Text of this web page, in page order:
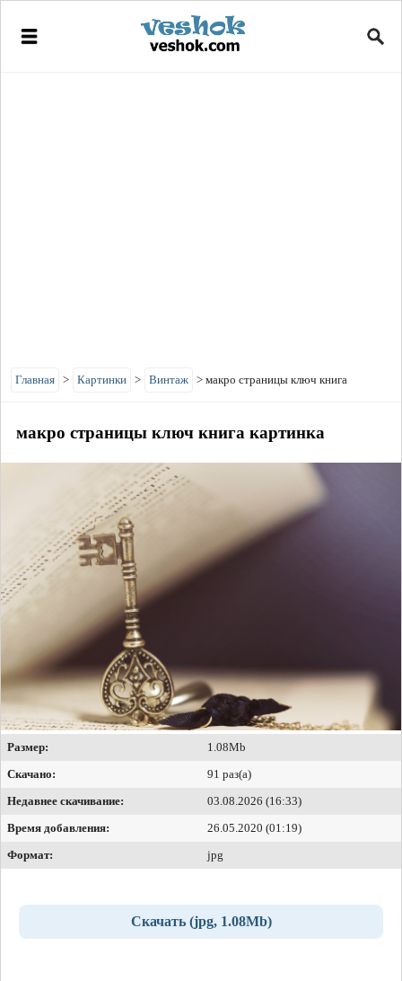
Главная > Картинки > Винтаж > макро страницы ключ книга
макро страницы ключ книга картинка
Размер:
1.08Mb
Скачано:
91 раз(а)
Недавнее скачивание:
03.08.2026 (16:33)
Время добавления:
26.05.2020 (01:19)
Формат:
jpg
Скачать (jpg, 1.08Mb)